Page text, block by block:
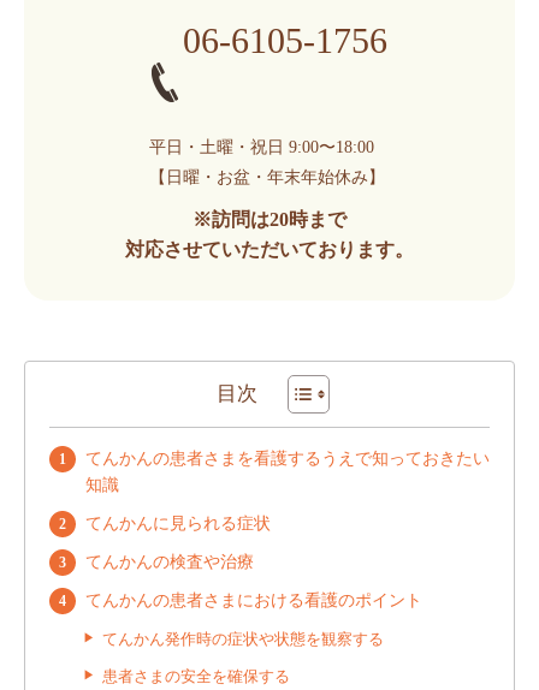
06-6105-1756
平日・土曜・祝日 9:00〜18:00
【日曜・お盆・年末年始休み】
※訪問は20時まで
対応させていただいております。
目次
てんかんの患者さまを看護するうえで知っておきたい
知識
てんかんに見られる症状
てんかんの検査や治療
てんかんの患者さまにおける看護のポイント
てんかん発作時の症状や状態を観察する
患者さまの安全を確保する